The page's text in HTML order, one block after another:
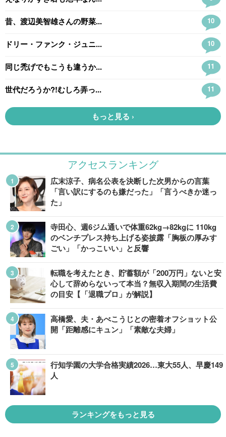
アクセスランキング
広末涼子、病名公表を決断した次男からの言葉
「言い訳にするのも嫌だった」「言うべきか迷っ
た」
寺田心、週6ジム通いで体重62kg→82kgに 110kg
のベンチプレス持ち上げる姿披露「胸板の厚みす
ごい」「かっこいい」と反響
転職を考えたとき、貯蓄額が「200万円」ないと安
心して辞めらないって本当？無収入期間の生活費
の目安【「退職プロ」が解説】
高橋愛、夫・あべこうじとの密着オフショット公
開「距離感にキュン」「素敵な夫婦」
行知学園の大学合格実績2026…東大55人、早慶149
人
ランキングをもっと見る